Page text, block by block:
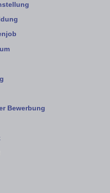
Bewerbung